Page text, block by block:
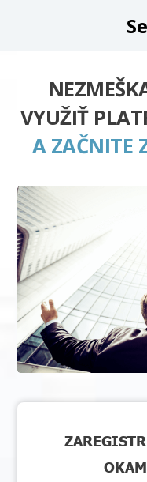
VYUŽIŤ
A ZAČNITE